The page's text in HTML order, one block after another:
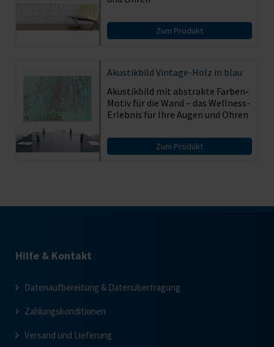
Zum Produkt
Akustikbild Vintage-Holz in blau
Akustikbild mit abstrakte Farben-
Motiv für die Wand – das Wellness-
Erlebnis für Ihre Augen und Ohren
Zum Produkt
Hilfe & Kontakt
Datenaufbereitung & Datenübertragung
Zahlungskonditionen
Versand und Lieferung